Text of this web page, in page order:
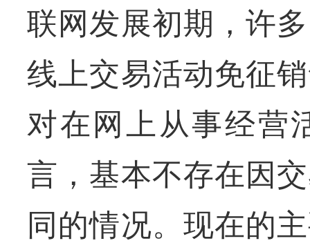
联网发展初期，许
线上交易活动免征
对在网上从事经营
言，基本不存在因
同的情况。现在的